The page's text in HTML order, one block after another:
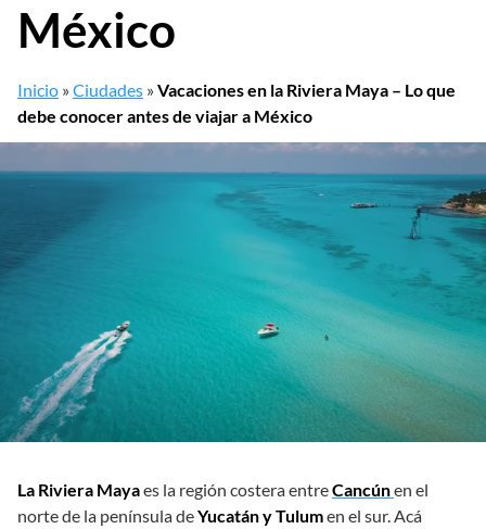
México
Inicio »Ciudades »Vacaciones en la Riviera Maya – Lo que
debe conocer antes de viajar a México
La Riviera Mayaes la región costera entreCancúnen el
norte de la península deYucatán y Tulumen el sur. Acá